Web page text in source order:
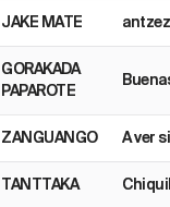
JAKE MATE
GORAKADA
PAPAROTE
ZANGUANGO A ver
TANTTAKA